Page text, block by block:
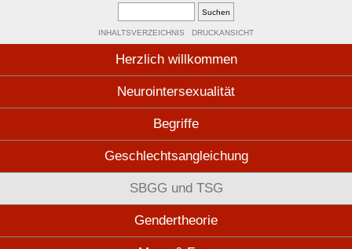
INHALTSVERZEICHNIS DRUCKANSICHT
Herzlich willkommen
Neurointersexualität
Begriffe
Geschlechtsangleichung
SBGG und TSG
Gendertheorie